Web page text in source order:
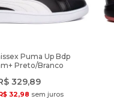
Puma Up Bdp
Preto/Branco
329,89
32,98 sem juros